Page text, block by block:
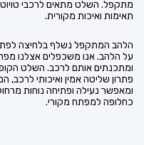
מתקפל. השלט מתאים לרכבי
תאימות ואיכות מקורית.
הלהב המתקפל נשלף בלחיצה
על הלהב. אנו משכפלים אצלנו
פתרון שליטה אמין ואיכותי
ומאפשר נעילה ופתיחה נוחות
כחלופה למפתח מקורי.